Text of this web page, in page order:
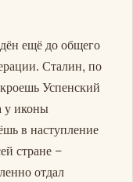
ещё до общего
Сталин, по
Успенский
у иконы
в наступление
стране –
отдал